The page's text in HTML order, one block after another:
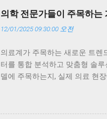
의학 전문가들이 주목하는
12/01/2025 09:30:00 오전
의료계가 주목하는 새로운 트렌
터를 통합 분석하고 맞춤형 솔
델에 주목하는지, 실제 의료 현
어 구독 모델에 주목하는 가장
구독형 모델은 매일의 데이터를